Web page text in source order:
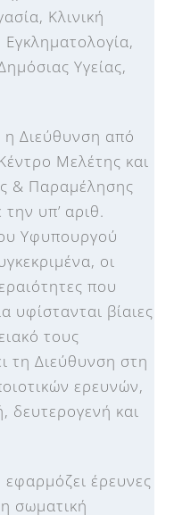
Κλινική
Υγείας,
η Διεύθυνση από
Μελέτης και
& Παραμέλησης
υπ’ αριθ.
Υφυπουργού
οι
που
υφίστανται βίαιες
τους
τη Διεύθυνση στη
ερευνών,
δευτερογενή και
έρευνες
σωματική